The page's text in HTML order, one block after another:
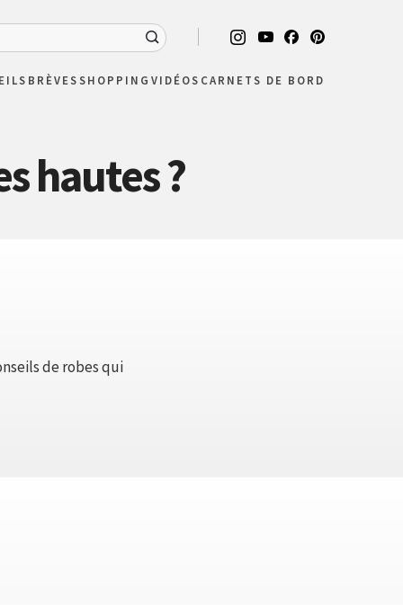
BRÈVESSHOPPING VIDÉOS CARNETS DE BORD
hautes ?
de robes qui